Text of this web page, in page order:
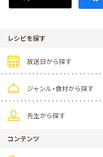
レシピを探す
放送日から探す
ジャンル・食材から探す
先生から探す
コンテンツ